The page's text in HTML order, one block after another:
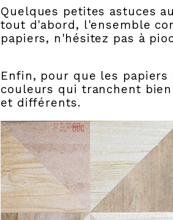
Quelques petites astuces
tout d'abord, l'ensemble
papiers, n'hésitez pas à
Enfin, pour que les
couleurs qui tranchent
et différents.